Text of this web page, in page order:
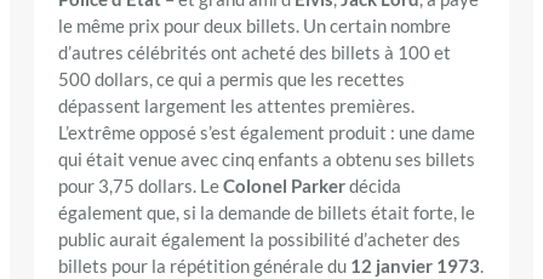
le même prix pour deux billets. Un certain nombre
d’autres célébrités ont acheté des billets à 100 et
500 dollars, ce qui a permis que les recettes
dépassent largement les attentes premières.
L’extrême opposé s’est également produit : une dame
qui était venue avec cinq enfants a obtenu ses billets
pour 3,75 dollars. LeColonel Parkerdécida
également que, si la demande de billets était forte, le
public aurait également la possibilité d’acheter des
billets pour la répétition générale du 12 janvier 1973.